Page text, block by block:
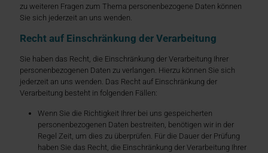
zu weiteren Fragen zum Thema personenbezogene Daten können
Sie sich jederzeit an uns wenden.
Recht auf Einschränkung der Verarbeitung
Sie haben das Recht, die Einschränkung der Verarbeitung Ihrer
personenbezogenen Daten zu verlangen. Hierzu können Sie sich
jederzeit an uns wenden. Das Recht auf Einschränkung der
Verarbeitung besteht in folgenden Fällen:
Wenn Sie die Richtigkeit Ihrer bei uns gespeicherten
personenbezogenen Daten bestreiten, benötigen wir in der
Regel Zeit, um dies zu überprüfen. Für die Dauer der Prüfung
haben Sie das Recht, die Einschränkung der Verarbeitung Ihrer